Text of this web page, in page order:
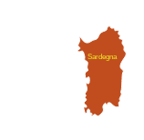
Sardegna